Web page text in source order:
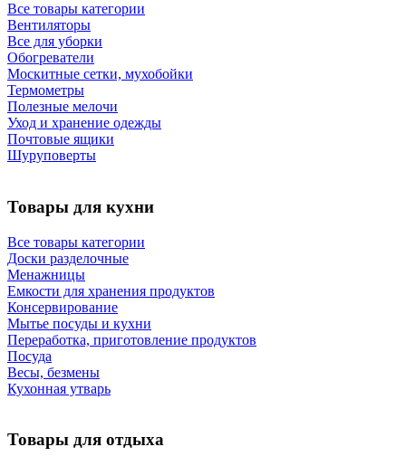
Все товары категории
Вентиляторы
Все для уборки
Обогреватели
Москитные сетки, мухобойки
Термометры
Полезные мелочи
Уход и хранение одежды
Почтовые ящики
Шуруповерты
Товары для кухни
Все товары категории
Доски разделочные
Менажницы
Емкости для хранения продуктов
Консервирование
Мытье посуды и кухни
Переработка, приготовление продуктов
Посуда
Весы, безмены
Кухонная утварь
Товары для отдыха